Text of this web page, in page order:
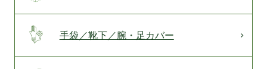
手袋／靴下／腕・足カバー